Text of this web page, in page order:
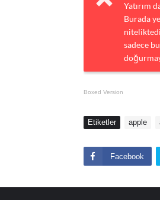
Yatırım
Burada
sadece
Boxed Version
Etiketler apple
Facebook